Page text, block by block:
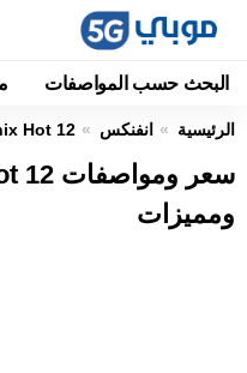
البحث حسب المواصفات
الرئيسية انفنكس Hot 12
ومميزات